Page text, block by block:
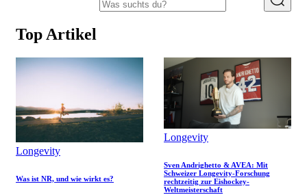
Top Artikel
Longevity
Was ist NR, und wie wirkt es?
Longevity
Sven Andrighetto & AVEA: Mit
Schweizer Longevity-Forschung
rechtzeitig zur Eishockey-
Weltmeisterschaft